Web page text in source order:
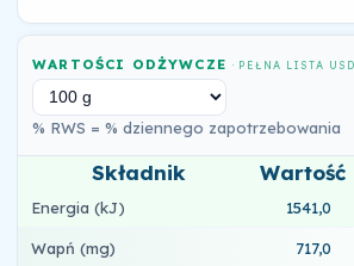
WARTOŚCI ODŻYWCZE· PEŁNA LISTA
% RWS = % dziennego zapotrzebowania
Składnik Wartość
Energia (kJ) 1541,0
Wapń (mg) 717,0